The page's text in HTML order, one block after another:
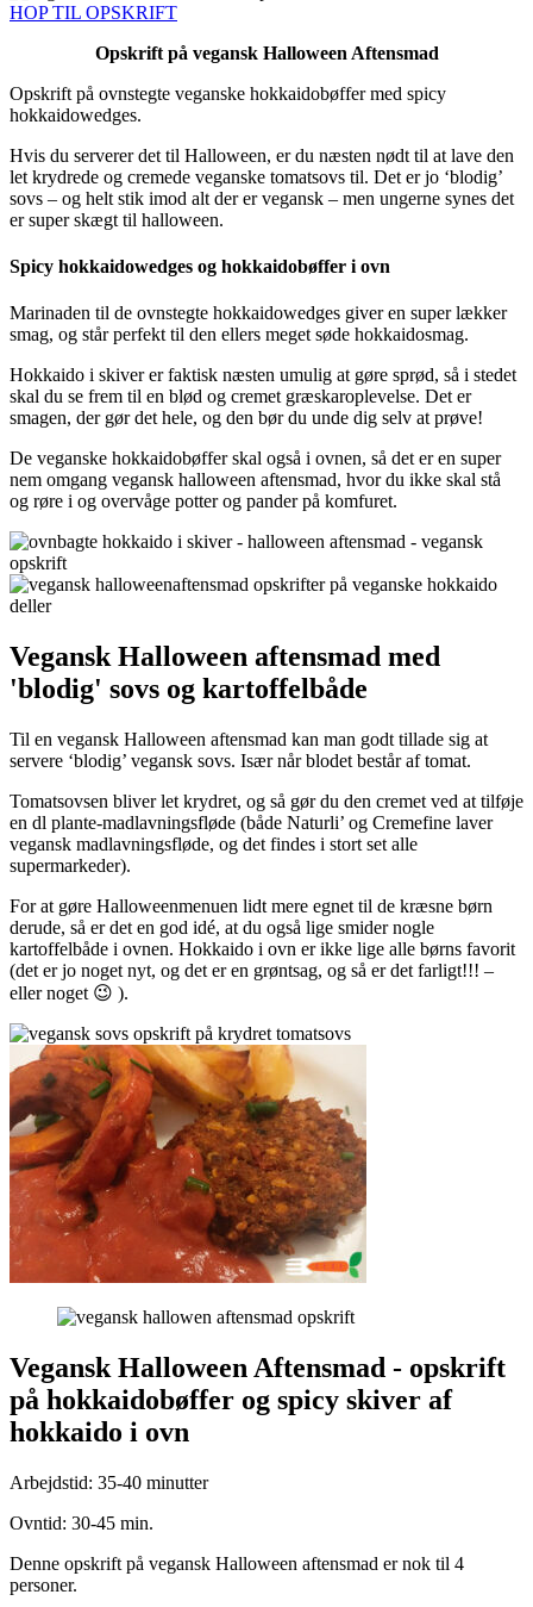
HOP TIL OPSKRIFT
Opskrift på vegansk Halloween Aftensmad
Opskrift på ovnstegte veganske hokkaidobøffer med spicy
hokkaidowedges.
Hvis du serverer det til Halloween, er du næsten nødt til at lave den
let krydrede og cremede veganske tomatsovs til. Det er jo ‘blodig’
sovs – og helt stik imod alt der er vegansk – men ungerne synes det
er super skægt til halloween.
Spicy hokkaidowedges og hokkaidobøffer i ovn
Marinaden til de ovnstegte hokkaidowedges giver en super lækker
smag, og står perfekt til den ellers meget søde hokkaidosmag.
Hokkaido i skiver er faktisk næsten umulig at gøre sprød, så i stedet
skal du se frem til en blød og cremet græskaroplevelse. Det er
smagen, der gør det hele, og den bør du unde dig selv at prøve!
De veganske hokkaidobøffer skal også i ovnen, så det er en super
nem omgang vegansk halloween aftensmad, hvor du ikke skal stå
og røre i og overvåge potter og pander på komfuret.
Vegansk Halloween aftensmad med
'blodig' sovs og kartoffelbåde
Til en vegansk Halloween aftensmad kan man godt tillade sig at
servere ‘blodig’ vegansk sovs. Især når blodet består af tomat.
Tomatsovsen bliver let krydret, og så gør du den cremet ved at tilføje
en dl plante-madlavningsfløde (både Naturli’ og Cremefine laver
vegansk madlavningsfløde, og det findes i stort set alle
supermarkeder).
For at gøre Halloweenmenuen lidt mere egnet til de kræsne børn
derude, så er det en god idé, at du også lige smider nogle
kartoffelbåde i ovnen. Hokkaido i ovn er ikke lige alle børns favorit
(det er jo noget nyt, og det er en grøntsag, og så er det farligt!!! –
eller noget 😉 ).
Vegansk Halloween Aftensmad - opskrift
på hokkaidobøffer og spicy skiver af
hokkaido i ovn
Arbejdstid: 35-40 minutter
Ovntid: 30-45 min.
Denne opskrift på vegansk Halloween aftensmad er nok til 4
personer.